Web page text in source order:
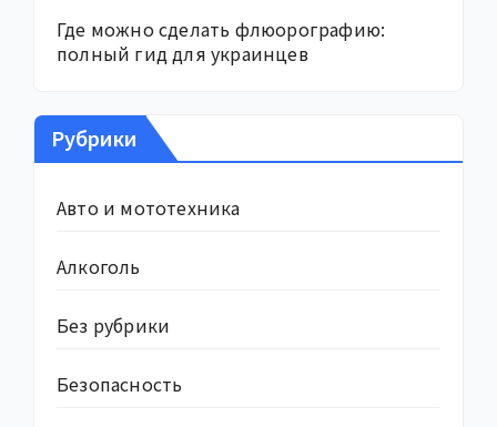
Где можно сделать флюорографию:
полный гид для украинцев
Рубрики
Авто и мототехника
Алкоголь
Без рубрики
Безопасность